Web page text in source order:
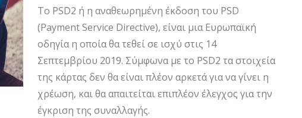
Το PSD2 ή η αναθεωρημένη έκδοση του PSD
(Payment Service Directive), είναι μια Ευρωπαϊκή
οδηγία η οποία θα τεθεί σε ισχύ στις 14
Σεπτεμβρίου 2019. Σύμφωνα με το PSD2 τα στοιχεία
της κάρτας δεν θα είναι πλέον αρκετά για να γίνει η
χρέωση, και θα απαιτείται επιπλέον έλεγχος για την
έγκριση της συναλλαγής.